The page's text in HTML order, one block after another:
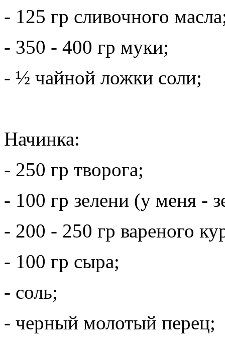
- 125 гр сливочного
- 350 - 400 гр муки;
- ½ чайной ложки соли;
Начинка:
- 250 гр творога;
- 100 гр зелени (у меня -
- 200 - 250 гр вареного
- 100 гр сыра;
- соль;
- черный молотый перец;